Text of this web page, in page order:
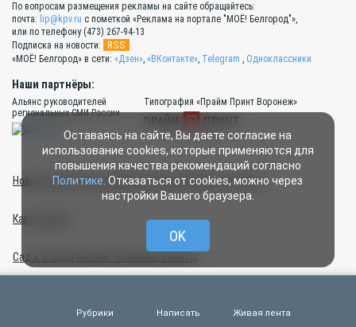
По вопросам размещения рекламы на сайте обращайтесь:
почта: lip@kpv.ru с пометкой «Реклама на портале "МОЁ! Белгород"»,
или по телефону (473) 267-94-13
Подписка на новости:
RSS
«МОЁ! Белгород» в сети: «Дзен», «ВКонтакте», Telegram , Одноклассники
Наши партнёры:
Альянс руководителей
региональных СМИ России
Типография «Прайм Принт Воронеж»
Новости Белгорода и Белгородской области сегодня
Карта сайта
Сад и огород весной: полезные советы
Рубрики Написать Живая лента
Оставаясь на сайте, Вы даете согласие на
использование cookies, которые применяются для
повышения качества рекомендаций согласно
Политике . Отказаться от cookies, можно через
настройки Вашего браузера.
OK